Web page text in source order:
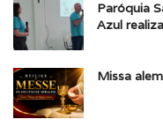
Paróquia
Azul
Missa